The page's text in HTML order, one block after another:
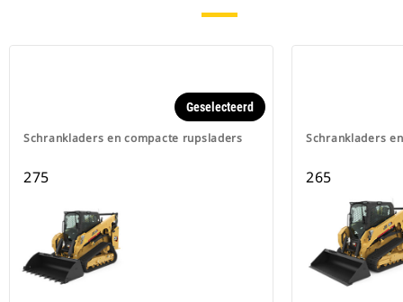
Schrankladers en compacte rupsladers
Geselecteerd
275
Schrankladers
265